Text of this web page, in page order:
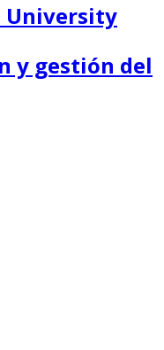
University
y gestión del